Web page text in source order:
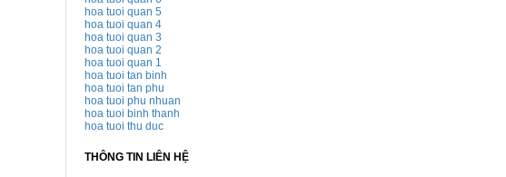
hoa tuoi quan 5
hoa tuoi quan 4
hoa tuoi quan 3
hoa tuoi quan 2
hoa tuoi quan 1
hoa tuoi tan binh
hoa tuoi tan phu
hoa tuoi phu nhuan
hoa tuoi binh thanh
hoa tuoi thu duc
THÔNG TIN LIÊN HỆ